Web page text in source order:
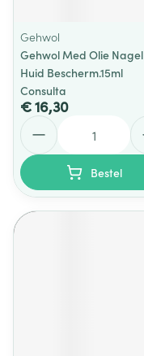
Gehwol
Gehwol Med Olie Nagel
Huid Bescherm.15ml
Consulta
€ 16,30
Bestel